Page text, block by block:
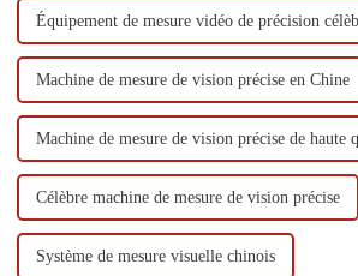
Équipement de mesure vidéo de précision
Machine de mesure de vision précise en Chine
Machine de mesure de vision précise de haute
Célèbre machine de mesure de vision précise
Système de mesure visuelle chinois